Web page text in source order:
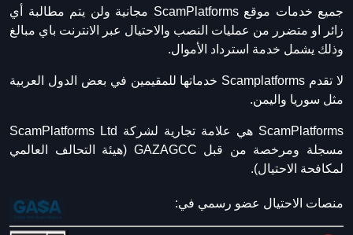
جميع خدمات موقع ScamPlatforms مجانية ولن يتم مطالبة أي
زائر او متضرر من عمليات النصب والاحتيال عبر الانترنت باي مبالغ
وذلك يشمل خدمة استرداد الأموال.
لا تقدم Scamplatforms خدماتها للمقيمين في بعض الدول العربية
مثل سوريا واليمن.
ScamPlatforms هي علامة تجارية لشركة ScamPlatforms Ltd
مسجلة ومرخصة من قبل GAZAGCC (هيئة التحالف العالمي
لمكافحة الاحتيال).
منصات الاحتيال عضو رسمي في: